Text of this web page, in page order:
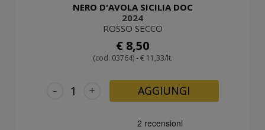
NERO D'AVOLA SICILIA DOC
2024
ROSSO SECCO
€ 8,50
(cod. 03764) - € 11,33/lt.
+
- AGGIUNGI